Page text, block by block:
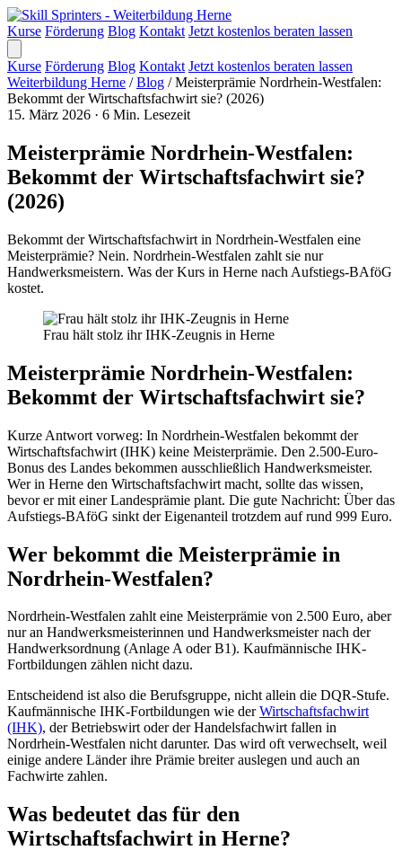
Kurse Förderung Blog Kontakt Jetzt kostenlos beraten lassen
Kurse Förderung Blog Kontakt Jetzt kostenlos beraten lassen
Weiterbildung Herne / Blog / Meisterprämie Nordrhein-Westfalen:
Bekommt der Wirtschaftsfachwirt sie? (2026)
15. März 2026 · 6 Min. Lesezeit
Meisterprämie Nordrhein-Westfalen:
Bekommt der Wirtschaftsfachwirt sie?
(2026)
Bekommt der Wirtschaftsfachwirt in Nordrhein-Westfalen eine
Meisterprämie? Nein. Nordrhein-Westfalen zahlt sie nur
Handwerksmeistern. Was der Kurs in Herne nach Aufstiegs-BAföG
kostet.
Frau hält stolz ihr IHK-Zeugnis in Herne
Meisterprämie Nordrhein-Westfalen:
Bekommt der Wirtschaftsfachwirt sie?
Kurze Antwort vorweg: In Nordrhein-Westfalen bekommt der
Wirtschaftsfachwirt (IHK) keine Meisterprämie. Den 2.500-Euro-
Bonus des Landes bekommen ausschließlich Handwerksmeister.
Wer in Herne den Wirtschaftsfachwirt macht, sollte das wissen,
bevor er mit einer Landesprämie plant. Die gute Nachricht: Über das
Aufstiegs-BAföG sinkt der Eigenanteil trotzdem auf rund 999 Euro.
Wer bekommt die Meisterprämie in
Nordrhein-Westfalen?
Nordrhein-Westfalen zahlt eine Meisterprämie von 2.500 Euro, aber
nur an Handwerksmeisterinnen und Handwerksmeister nach der
Handwerksordnung (Anlage A oder B1). Kaufmännische IHK-
Fortbildungen zählen nicht dazu.
Entscheidend ist also die Berufsgruppe, nicht allein die DQR-Stufe.
Kaufmännische IHK-Fortbildungen wie derWirtschaftsfachwirt
(IHK), der Betriebswirt oder der Handelsfachwirt fallen in
Nordrhein-Westfalen nicht darunter. Das wird oft verwechselt, weil
einige andere Länder ihre Prämie breiter auslegen und auch an
Fachwirte zahlen.
Was bedeutet das für den
Wirtschaftsfachwirt in Herne?